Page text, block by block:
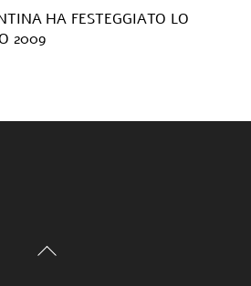
HA FESTEGGIATO LO
2009
Back